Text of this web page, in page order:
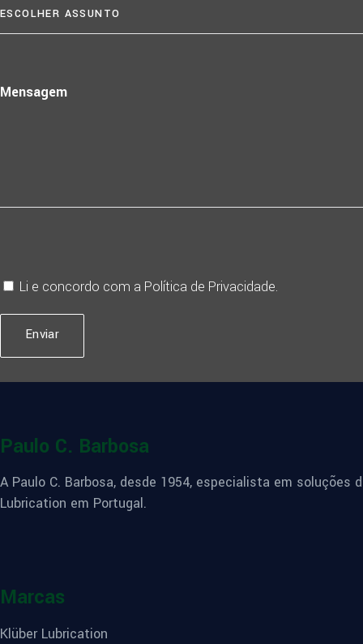
Mensagem
Li e concordo com a Política de Privacidade.
Enviar
Paulo C. Barbosa
A Paulo C. Barbosa, desde 1954, especialista em
Lubrication em Portugal.
Marcas
Klüber Lubrication